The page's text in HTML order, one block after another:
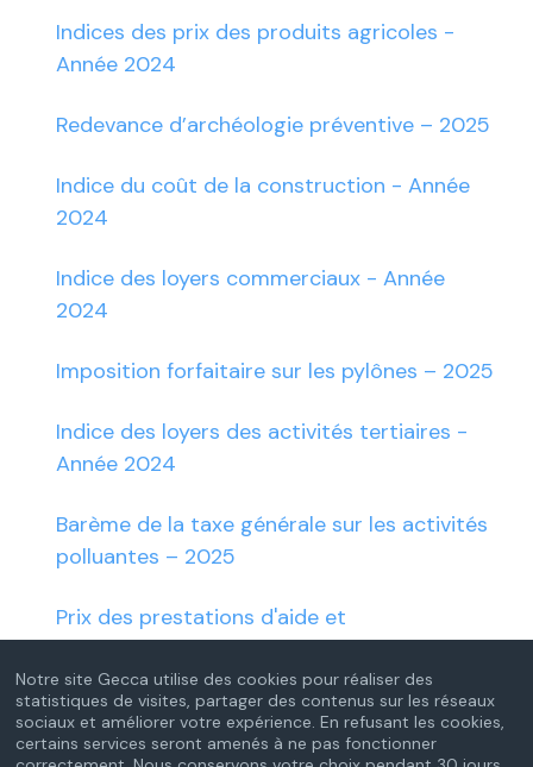
Indices des prix des produits agricoles -
Année 2024
Redevance d’archéologie préventive – 2025
Indice du coût de la construction - Année
2024
Indice des loyers commerciaux - Année
2024
Imposition forfaitaire sur les pylônes – 2025
Indice des loyers des activités tertiaires -
Année 2024
Barème de la taxe générale sur les activités
polluantes – 2025
Prix des prestations d'aide et
d'accompagnement à domicile de certains
services autonomie à domicile - Année
2025
Notre site Gecca utilise des cookies pour réaliser des
statistiques de visites, partager des contenus sur les réseaux
sociaux et améliorer votre expérience. En refusant les cookies,
certains services seront amenés à ne pas fonctionner